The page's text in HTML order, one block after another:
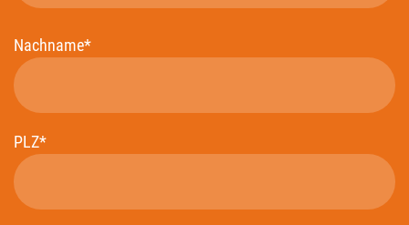
Nachname*
PLZ*